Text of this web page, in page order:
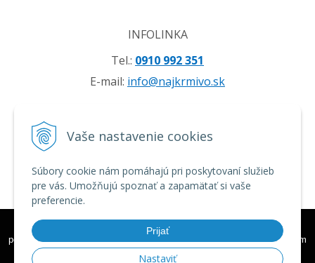
Vaše nastavenie cookies
Súbory cookie nám pomáhajú pri poskytovaní služieb
pre vás. Umožňujú spoznať a zapamätať si vaše
preferencie.
Prijať
Nastaviť
INFOLINKA
Tel.: 0910 992 351
E-mail: info@najkrmivo.sk
Možnosti platby a doprava
Reklamačný poriadok
© 2026 Najkrmivo • tvorba eshopu cez UNIobchod spoločnosti
Tieto internetové stránky používajú k poskytovaniu služieb,
personalizácií reklám a analýze návštevnosti súbory cookie. Používaním
týchto internetových stránok s tým súhlasíte.
Ďalšie informácie